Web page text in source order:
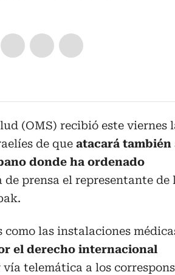
(OMS) recibió este viernes
de que atacará también
donde ha ordenado
de prensa el representante de
las instalaciones
el derecho internacional
vía telemática a los